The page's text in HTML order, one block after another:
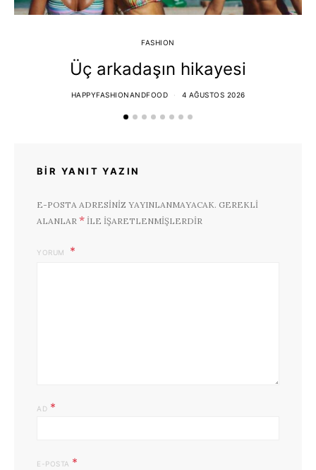
FASHION
Üç arkadaşın hikayesi
HAPPYFASHIONANDFOOD 4 AĞUSTOS 2026
BIR YANIT YAZIN
E-POSTA ADRESINIZ YAYINLANMAYACAK. GEREKLI
ALANLAR * ILE IŞARETLENMIŞLERDIR
YORUM
AD *
E-POSTA *